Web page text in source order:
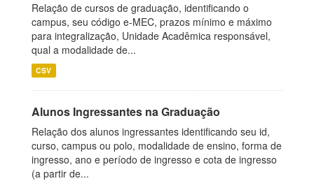
Relação de cursos de graduação, identificando o
campus, seu código e-MEC, prazos mínimo e máximo
para integralização, Unidade Acadêmica responsável,
qual a modalidade de...
CSV
Alunos Ingressantes na Graduação
Relação dos alunos ingressantes identificando seu id,
curso, campus ou polo, modalidade de ensino, forma de
ingresso, ano e período de ingresso e cota de ingresso
(a partir de...